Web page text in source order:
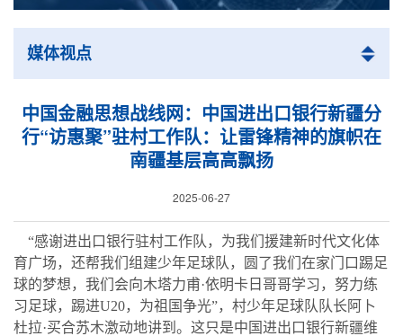
媒体视点
中国金融思想战线网：中国进出口银行新疆分
行“访惠聚”驻村工作队：让雷锋精神的旗帜在
南疆基层高高飘扬
2025-06-27
“感谢进出口银行驻村工作队，为我们援建新时代文化体
育广场，还帮我们组建少年足球队，圆了我们在家门口踢足
球的梦想，我们会向木塔力甫·依明卡日哥哥学习，努力练
习足球，踢进U20，为祖国争光”，村少年足球队队长阿卜
杜拉·买合苏木激动地讲到。这只是中国进出口银行新疆维